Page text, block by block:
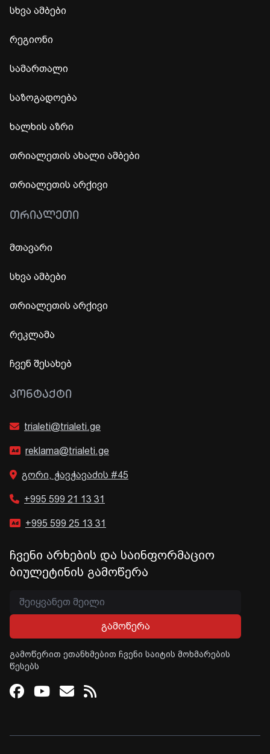
სხვა ამბები
რეგიონი
სამართალი
საზოგადოება
ხალხის აზრი
თრიალეთის ახალი ამბები
თრიალეთის არქივი
ᲗᲠᲘᲐᲚᲔᲗᲘ
მთავარი
სხვა ამბები
თრიალეთის არქივი
რეკლამა
ჩვენ შესახებ
ᲙᲝᲜᲢᲐᲥᲢᲘ
trialeti@trialeti.ge
reklama@trialeti.ge
გორი, ჭავჭავაძის #45
+995 599 21 13 31
+995 599 25 13 31
ჩვენი არხების და საინფორმაციო
ბიულეტინის გამოწერა
გამოწერა
გამოწერით ეთანხმებით ჩვენი საიტის მოხმარების
წესებს
Facebook
Youtube
Email
RSS